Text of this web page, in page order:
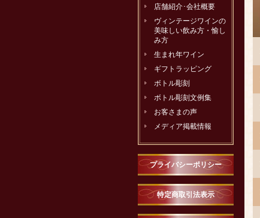
店舗紹介･会社概要
ヴィンテージワインの
美味しい飲み方・愉し
み方
生まれ年ワイン
ギフトラッピング
ボトル彫刻
ボトル彫刻文例集
お客さまの声
メディア掲載情報
プライバシーポリシー
特定商取引法表示